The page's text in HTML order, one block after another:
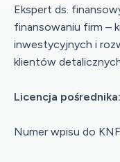
Ekspert ds.
finansowaniu firm –
inwestycyjnych i
klientów
Licencja pośrednika:
Numer wpisu do